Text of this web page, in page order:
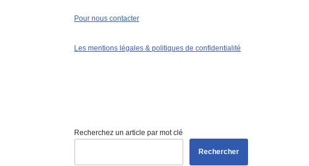
Pour nous contacter
Les mentions légales & politiques de confidentialité
Recherchez un article par mot clé
Rechercher